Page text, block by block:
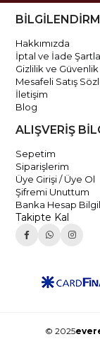
Hakkımızda
İptal ve İade
Gizlilik ve Güvenlik
Mesafeli Satış
İletişim
Blog
ALIŞVERİŞ
Sepetim
Siparişlerim
Üye Girişi / Üye Ol
Şifremi Unuttum
Banka Hesap
Takipte Kal
© 2025